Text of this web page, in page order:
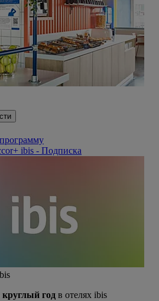
ibis - Подписка
год в отелях ibis